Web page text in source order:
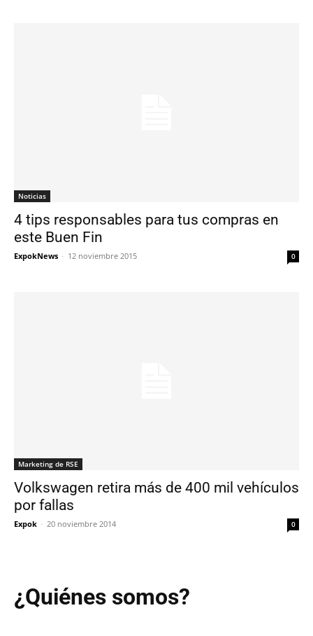
Noticias
4 tips responsables para tus compras en
este Buen Fin
ExpokNews - 12 noviembre 2015 0
Marketing de RSE
Volkswagen retira más de 400 mil vehículos
por fallas
Expok - 20 noviembre 2014 0
¿Quiénes somos?